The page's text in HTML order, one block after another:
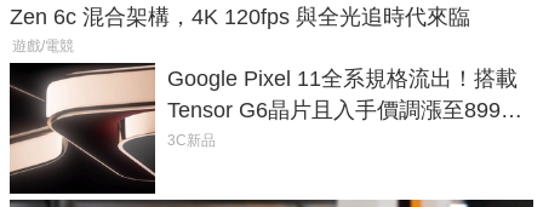
Zen 6c 混合架構，4K 120fps 與全光追時代來臨
遊戲/電競
Google Pixel 11全系規格流出！搭載
Tensor G6晶片且入手價調漲至899美
元
3C新品